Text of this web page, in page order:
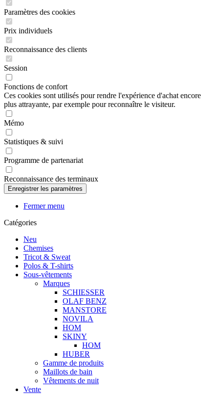
Paramètres des cookies
Prix individuels
Reconnaissance des clients
Session
Fonctions de confort
Ces cookies sont utilisés pour rendre l'expérience d'achat encore
plus attrayante, par exemple pour reconnaître le visiteur.
Mémo
Statistiques & suivi
Programme de partenariat
Reconnaissance des terminaux
Fermer menu
Catégories
Neu
Chemises
Tricot & Sweat
Polos & T-shirts
Sous-vêtements
Marques
SCHIESSER
OLAF BENZ
MANSTORE
NOVILA
HOM
SKINY
HOM
HUBER
Gamme de produits
Maillots de bain
Vêtements de nuit
Vente